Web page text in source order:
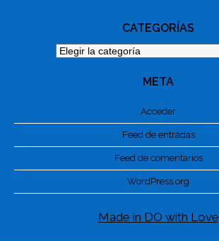
CATEGORÍAS
Categorías
META
Acceder
Feed de entradas
Feed de comentarios
WordPress.org
Made in DO with Love